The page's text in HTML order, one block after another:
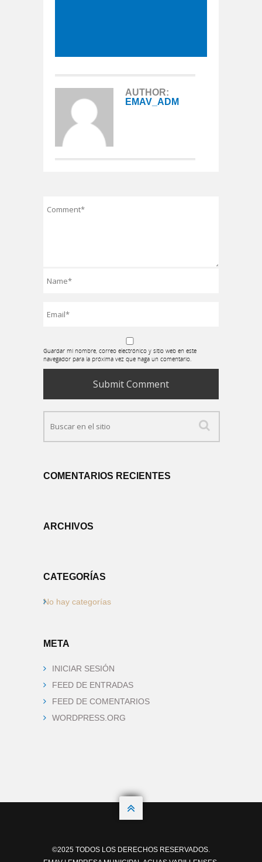
AUTHOR:
EMAV_ADM
Guardar mi nombre, correo electrónico y sitio web en este
navegador para la próxima vez que haga un comentario.
COMENTARIOS RECIENTES
ARCHIVOS
CATEGORÍAS
No hay categorías
META
INICIAR SESIÓN
FEED DE ENTRADAS
FEED DE COMENTARIOS
WORDPRESS.ORG

©2025 TODOS LOS DERECHOS RESERVADOS.